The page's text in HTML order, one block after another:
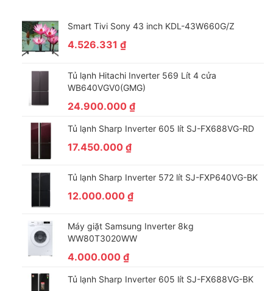
gió 4 hướng giúp hơi lạnh tỏa đều khắp căn phòng, mang đến
cho người dùng cảm giác khoan khoái tức thì ngay khi khởi
động máy.
Môi chất làm lạnh R410A giúp làm lạnh nhanh hơn và giảm tác
động tiêu cực đến môi trường nhiều hơn so với các môi chất
làm lạnh thế hệ trước.
Smart Tivi Sony 43 inch KDL-43W660G/Z
4.526.331 ₫
Tủ lạnh Hitachi Inverter 569 Lít 4 cửa
WB640VGV0(GMG)
24.900.000 ₫
Tủ lạnh Sharp Inverter 605 lít SJ-FX688VG-RD
17.450.000 ₫
Tủ lạnh Sharp Inverter 572 lít SJ-FXP640VG-BK
12.000.000 ₫
Máy giặt Samsung Inverter 8kg
WW80T3020WW
4.000.000 ₫
Tủ lạnh Sharp Inverter 605 lít SJ-FX688VG-BK